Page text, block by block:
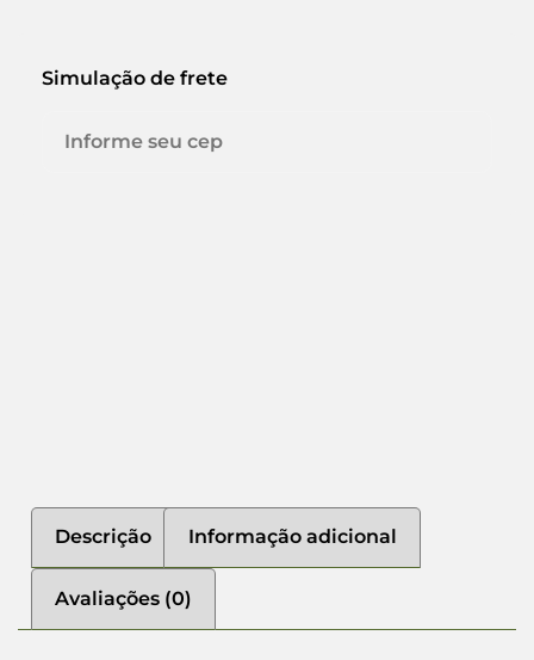
Simulação de frete
Descrição Informação adicional
Avaliações (0)